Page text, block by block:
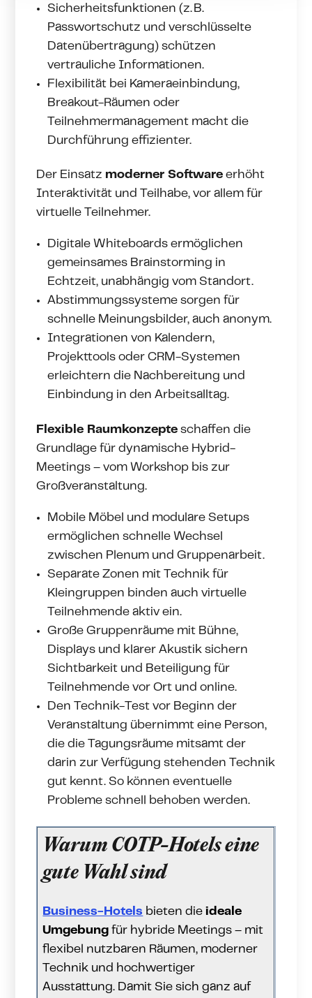
Sicherheitsfunktionen (z. B.
Passwortschutz und verschlüsselte
Datenübertragung) schützen
vertrauliche Informationen.
Flexibilität bei Kameraeinbindung,
Breakout-Räumen oder
Teilnehmermanagement macht die
Durchführung effizienter.
Der Einsatz moderner Software erhöht
Interaktivität und Teilhabe, vor allem für
virtuelle Teilnehmer.
Digitale Whiteboards ermöglichen
gemeinsames Brainstorming in
Echtzeit, unabhängig vom Standort.
Abstimmungssysteme sorgen für
schnelle Meinungsbilder, auch anonym.
Integrationen von Kalendern,
Projekttools oder CRM-Systemen
erleichtern die Nachbereitung und
Einbindung in den Arbeitsalltag.
Flexible Raumkonzepte schaffen die
Grundlage für dynamische Hybrid-
Meetings – vom Workshop bis zur
Großveranstaltung.
Mobile Möbel und modulare Setups
ermöglichen schnelle Wechsel
zwischen Plenum und Gruppenarbeit.
Separate Zonen mit Technik für
Kleingruppen binden auch virtuelle
Teilnehmende aktiv ein.
Große Gruppenräume mit Bühne,
Displays und klarer Akustik sichern
Sichtbarkeit und Beteiligung für
Teilnehmende vor Ort und online.
Den Technik-Test vor Beginn der
Veranstaltung übernimmt eine Person,
die die Tagungsräume mitsamt der
darin zur Verfügung stehenden Technik
gut kennt. So können eventuelle
Probleme schnell behoben werden.
Warum COTP-Hotels eine
gute Wahl sind
Business-Hotels bieten dieideale
Umgebung für hybride Meetings – mit
flexibel nutzbaren Räumen, moderner
Technik und hochwertiger
Ausstattung. Damit Sie sich ganz auf